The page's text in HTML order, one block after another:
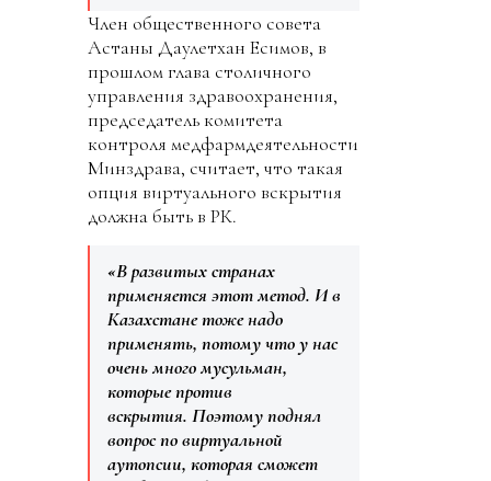
Член общественного совета
Астаны Даулетхан Есимов, в
прошлом глава столичного
управления здравоохранения,
председатель комитета
контроля медфармдеятельности
Минздрава, считает, что такая
опция виртуального вскрытия
должна быть в РК.
«В развитых странах
применяется этот метод. И в
Казахстане тоже надо
применять, потому что у нас
очень много мусульман,
которые против
вскрытия. Поэтому поднял
вопрос по виртуальной
аутопсии, которая сможет